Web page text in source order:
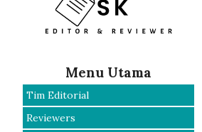
Menu Utama
Tim Editorial
Reviewers